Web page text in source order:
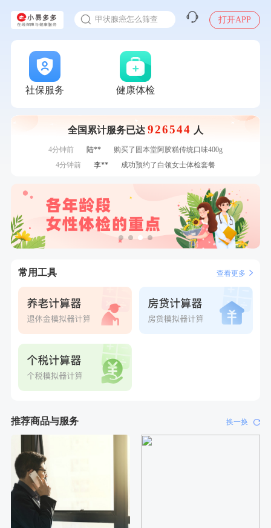
甲状腺癌怎么筛查
打开APP
社保服务 健康体检
全国累计服务已达 926544 人
7分钟前
赵**
成功预约青春体检卡（女）
刚刚
周**
成功预约了男性健康套餐
刚刚
周**
成功预约了男性健康套餐
刚刚
购买了美的体重秤 MO-CW5 白色
购买了美的体重秤 MO-CW5 白色
1分钟前
购买了联创雅斯奶锅DF-CP103M
2分钟前
毛**
购买了联创雅斯奶锅DF-CP103M
4分钟前
陆**
购买了固本堂阿胶糕传统口味400g
4分钟前
李**
成功预约了白领女士体检套餐
购买了小熊电烤箱 DKX-F10M6
7分钟前
罗**
购买了美的体重秤 MO-CW5 白色
7分钟前
赵**
成功预约青春体检卡（女）
成功预约了男性健康套餐
常用工具 查看更多
推荐商品与服务 换一换